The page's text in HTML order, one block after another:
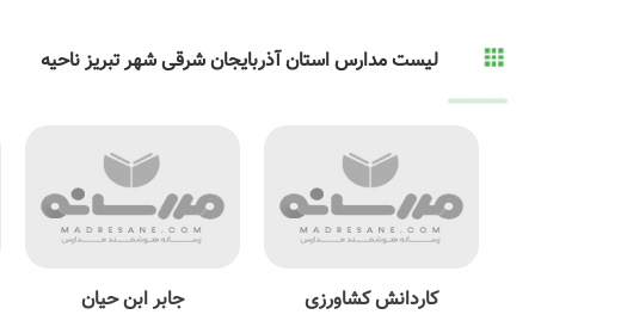
لیست مدارس استان آذربایجان شرقی شهر تبریز ناحیه
کاردانش کشاورزی جابر ابن حيان